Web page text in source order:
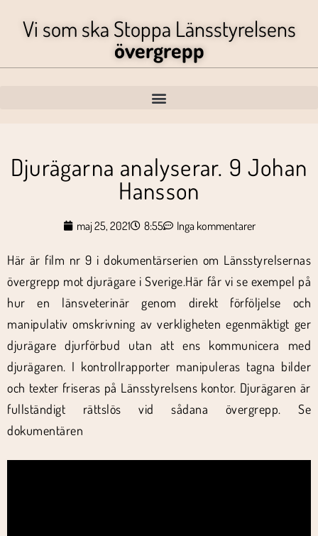
Vi som ska Stoppa Länsstyrelsens
övergrepp
Djurägarna analyserar. 9 Johan
Hansson
maj 25, 2021 8:55 Inga kommentarer
Här är film nr 9 i dokumentärserien om Länsstyrelsernas
övergrepp mot djurägare i Sverige.Här får vi se exempel på
hur en länsveterinär genom direkt förföljelse och
manipulativ omskrivning av verkligheten egenmäktigt ger
djurägare djurförbud utan att ens kommunicera med
djurägaren. I kontrollrapporter manipuleras tagna bilder
och texter friseras på Länsstyrelsens kontor. Djurägaren är
fullständigt rättslös vid sådana övergrepp. Se
dokumentären